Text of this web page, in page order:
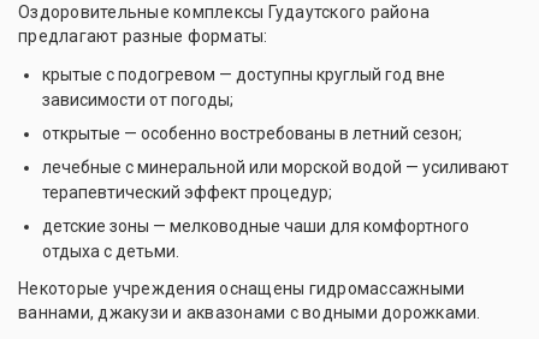
Оздоровительные комплексы Гудаутского района
предлагают разные форматы:
крытые с подогревом — доступны круглый год вне
зависимости от погоды;
открытые — особенно востребованы в летний сезон;
лечебные с минеральной или морской водой — усиливают
терапевтический эффект процедур;
детские зоны — мелководные чаши для комфортного
отдыха с детьми.
Некоторые учреждения оснащены гидромассажными
ваннами, джакузи и аквазонами с водными дорожками.